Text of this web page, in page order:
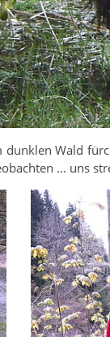
Wald
... uns